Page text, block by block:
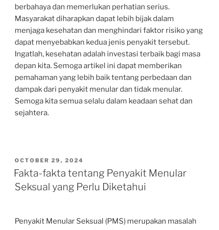
berbahaya dan memerlukan perhatian serius.
Masyarakat diharapkan dapat lebih bijak dalam
menjaga kesehatan dan menghindari faktor risiko yang
dapat menyebabkan kedua jenis penyakit tersebut.
Ingatlah, kesehatan adalah investasi terbaik bagi masa
depan kita. Semoga artikel ini dapat memberikan
pemahaman yang lebih baik tentang perbedaan dan
dampak dari penyakit menular dan tidak menular.
Semoga kita semua selalu dalam keadaan sehat dan
sejahtera.
POSTED
ON
OCTOBER 29, 2024
Fakta-fakta tentang Penyakit Menular
Seksual yang Perlu Diketahui
Penyakit Menular Seksual (PMS) merupakan masalah